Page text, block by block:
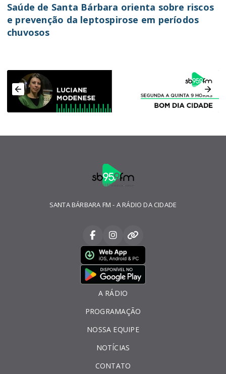
Saúde de Santa Bárbara orienta sobre riscos
e prevenção da leptospirose em períodos
chuvosos
SANTA BÁRBARA FM - A RÁDIO DA CIDADE
A RÁDIO
PROGRAMAÇÃO
NOSSA EQUIPE
NOTÍCIAS
CONTATO